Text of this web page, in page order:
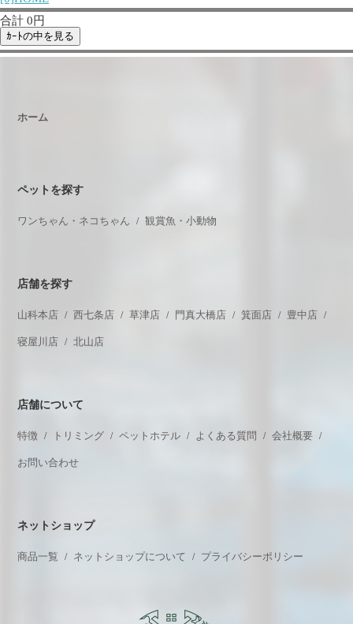
合計 0円
ホーム
ペットを探す
ワンちゃん・ネコちゃん 観賞魚・小動物
店舗を探す
山科本店 西七条店 草津店 門真大橋店 箕面店 豊中店
寝屋川店 北山店
店舗について
特徴 トリミング ペットホテル よくある質問 会社概要
お問い合わせ
ネットショップ
商品一覧 ネットショップについて プライバシーポリシー